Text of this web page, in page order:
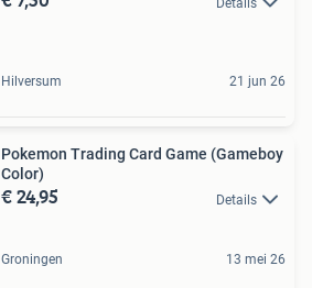
Hilversum 21 jun 26
Pokemon Trading Card Game (Gameboy
Color)
€ 24,95 Details
Groningen 13 mei 26